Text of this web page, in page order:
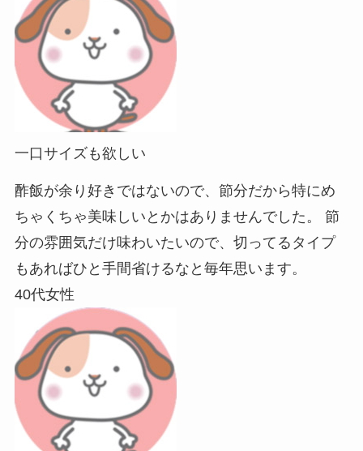
一口サイズも欲しい
酢飯が余り好きではないので、節分だから特にめ
ちゃくちゃ美味しいとかはありませんでした。 節
分の雰囲気だけ味わいたいので、切ってるタイプ
もあればひと手間省けるなと毎年思います。
40代女性